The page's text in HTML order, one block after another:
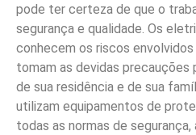
pode ter certeza de que o
segurança e qualidade. Os
conhecem os riscos
tomam as devidas precauções
de sua residência e de sua
utilizam equipamentos de
todas as normas de